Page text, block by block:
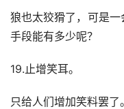
狼也太狡猾了，可是
手段能有多少呢？
19.止增笑耳。
只给人们增加笑料罢了。